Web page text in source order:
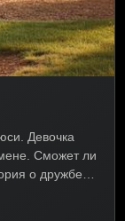
Девочка
Сможет ли
о дружбе,
Simple,